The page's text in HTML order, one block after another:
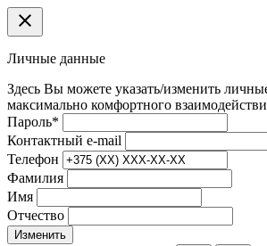
clear
Личные данные
Здесь Вы можете указать/изменить
максимально комфортного
Пароль*
Контактный e-mail
Телефон
Фамилия
Имя
Отчество
Изменить